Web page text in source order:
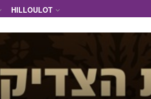
HILLOULOT